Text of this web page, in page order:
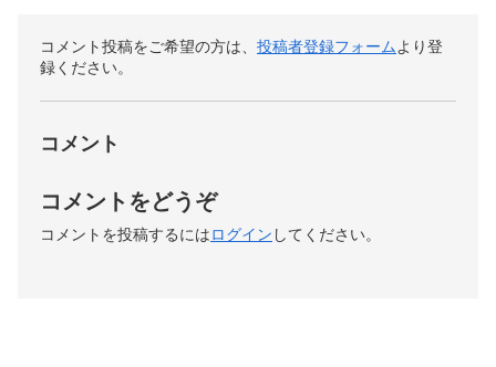
コメント投稿をご希望の方は、 投稿者登録フォーム より登
録ください。
コメント
コメントをどうぞ
コメントを投稿するにはログイン してください。